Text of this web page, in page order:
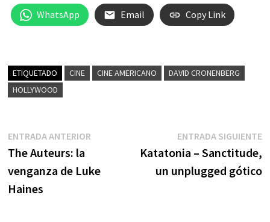
WhatsApp Email Copy Link
ETIQUETADO CINE CINE AMERICANO
DAVID CRONENBERG
HOLLYWOOD
Navegación
de
entradas
ENTRADA ANTERIOREntrada
The Auteurs: la
venganza de Luke
Haines
ENTRADA SIGUIENTE
Katatonia – Sanctitude,
un unplugged gótico